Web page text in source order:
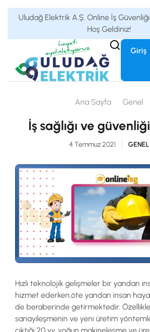
Uludağ Elektrik A.Ş. Online İş
Hoş Geldiniz!
Giriş
Ana Sayfa Genel
İş sağlığı ve
4 Temmuz 2021 GENEL
Hızlı teknolojik gelişmeler bir yandan
hizmet ederken,öte yandan insan
de beraberinde getirmektedir. Özellikle
sanayileşmenin ve yeni üretim
çıktığı 20.yy. yoğun makineleşme ve